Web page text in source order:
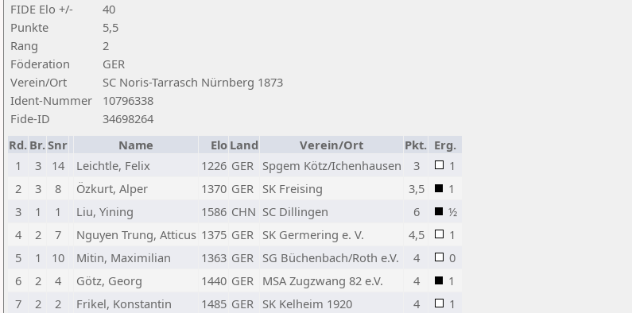
FIDE Elo +/-
40
Punkte
5,5
Rang
2
Föderation
GER
Verein/Ort
SC Noris-Tarrasch Nürnberg 1873
Ident-Nummer
10796338
Fide-ID
34698264
Rd. Br.Snr Name Elo Land Verein/Ort Pkt. Erg.
1
3 14 Leichtle, Felix 1226 GER Spgem Kötz/Ichenhausen 3
1
2
3 8 Özkurt, Alper 1370 GER SK Freising 3,5
1
3
1 1 Liu, Yining 1586 CHN SC Dillingen 6
½
4
2 7 Nguyen Trung, Atticus 1375 GER SK Germering e. V. 4,5
1
5
1 10 Mitin, Maximilian 1363 GER SG Büchenbach/Roth e.V. 4
0
6
2 4 Götz, Georg 1440 GER MSA Zugzwang 82 e.V. 4
1
7
2 2 Frikel, Konstantin 1485 GER SK Kelheim 1920 4 1